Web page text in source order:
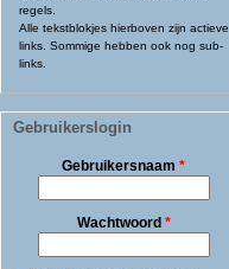
regels.
Alle tekstblokjes hierboven zijn actieve
links. Sommige hebben ook nog sub-
links.
Gebruikerslogin
Gebruikersnaam*
Wachtwoord *